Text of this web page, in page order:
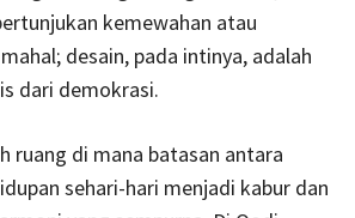
kemewahan atau
desain, pada intinya, adalah
dari demokrasi.
ruang di mana batasan antara
sehari-hari menjadi kabur dan